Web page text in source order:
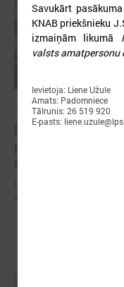
2026. gada 09. jūlijs
LPS: apreibinošu
Savukārt
KNAB priekšnieku
izmaiņām likumā
valsts amatpersonu
Ievietoja: Liene Užule
Amats: Padomniece
Tālrunis: 26 519 920
E-pasts: